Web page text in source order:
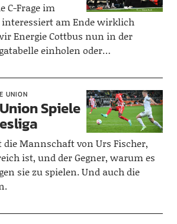
C-Frage im
am Ende wirklich
Energie Cottbus nun in der
einholen oder…
UNION
Spiele
die Mannschaft von Urs Fischer,
ist, und der Gegner, warum es
sie zu spielen. Und auch die